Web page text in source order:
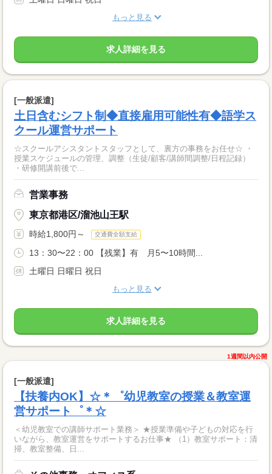
もっと見る
求人詳細を見る
[一般派遣]
土日含むシフト制◆直接雇用可能性有◆語学ス
クール運営サポート
☆スクールアシスタントスタッフとして、裏方の事務をお任せ☆ ・
授業スケジュールの管理、調整（生徒/顧客/講師間調整/日程記録）
・研修開講前後で...
営業事務
東京都港区/溜池山王駅
時給1,800円～ 交通費全額支給
13：30〜22：00 【残業】有 月5〜10時間...
土曜日 日曜日 祝日
もっと見る
求人詳細を見る
1週間以内公開
[一般派遣]
【扶養内OK】☆＊゜幼児教室の授業＆教室運
営サポート゜＊☆
＜幼児教室での講師サポート業務＞ ★授業準備や子どもの対応を行
いながら、教室運営をサポートするお仕事★ （1）教室サポート：清
掃、教室整備、日...